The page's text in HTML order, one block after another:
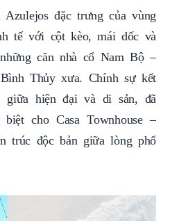
đặc trưng của vùng
tế với cột kèo, mái dốc và
căn nhà cổ Nam Bộ –
Thủy xưa. Chính sự kết
hiện đại và di sản, đã
cho Casa Townhouse –
trúc độc bản giữa lòng phố